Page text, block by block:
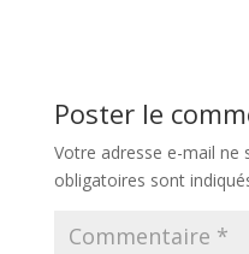
Poster le
Votre adresse e-mail ne
obligatoires sont